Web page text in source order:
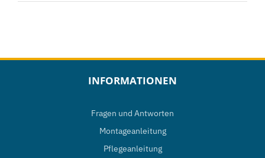
INFORMATIONEN
Fragen und Antworten
Montageanleitung
Pflegeanleitung